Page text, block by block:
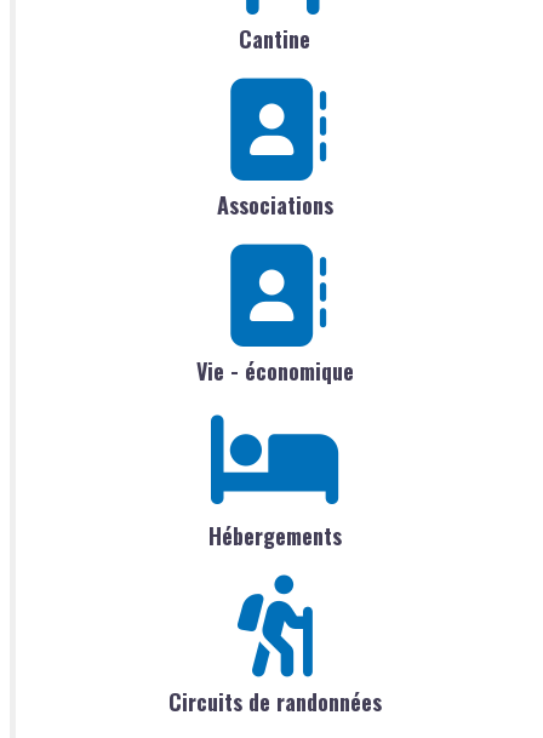
Cantine
Associations
Vie - économique
Hébergements
Circuits de randonnées